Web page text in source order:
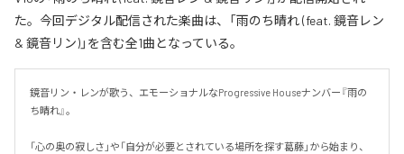
た。今回デジタル配信された楽曲は、「雨のち晴れ (feat. 鏡音レン
& 鏡音リン)」を含む全1曲となっている。
鏡音リン・レンが歌う、エモーショナルなProgressive Houseナンバー『雨の
ち晴れ』。
「心の奥の寂しさ」や「自分が必要とされている場所を探す葛藤」から始まり、